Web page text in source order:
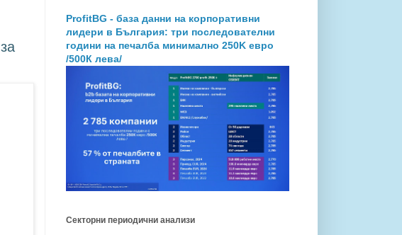
ProfitBG - база данни на корпоративни
лидери в България: три последователни
години на печалба минимално 250K евро
/500К лева/
Секторни периодични анализи